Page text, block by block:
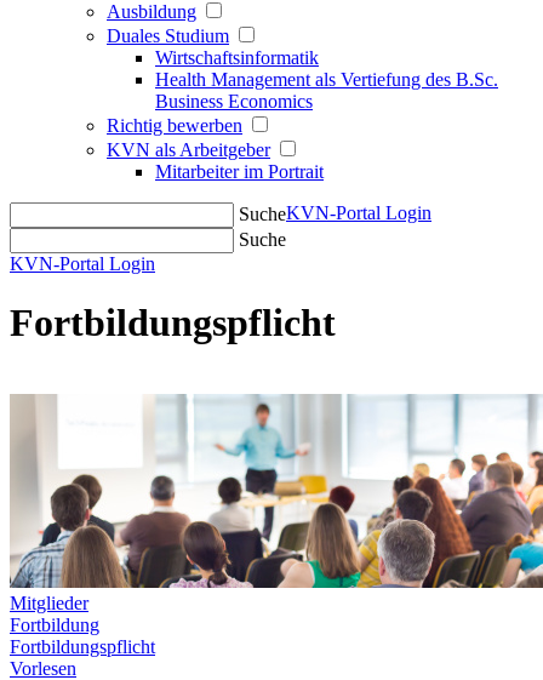
Ausbildung
Duales Studium
Wirtschaftsinformatik
Health Management als Vertiefung des B.Sc.
Business Economics
Richtig bewerben
KVN als Arbeitgeber
Mitarbeiter im Portrait
SucheKVN-Portal Login
Suche
KVN-Portal Login
Fortbildungspflicht
Mitglieder
Fortbildung
Fortbildungspflicht
Vorlesen